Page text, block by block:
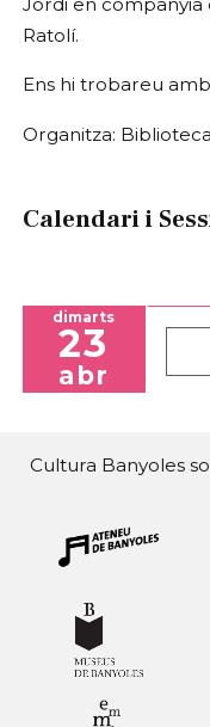
Ratolí.
Ens hi trobareu
Organitza:
Calendari i
dimarts
23
abr
Cultura Banyoles